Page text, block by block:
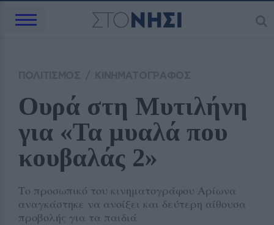
Ουρά στη Μυτιλήνη
για «Τα μυαλά που
κουβαλάς 2»
Το προσωπικό του κινηματογράφου Αρίωνα
αναγκάστηκε να ανοίξει και δεύτερη αίθουσα
προβολής για τα παιδιά